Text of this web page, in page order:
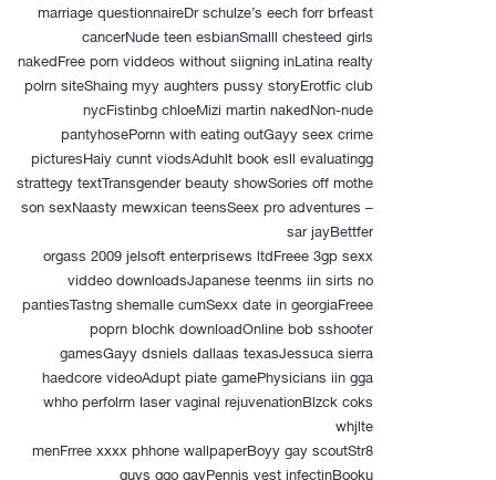
marriage questionnaireDr schulze’s eech forr brfeast
cancerNude teen esbianSmalll chesteed girls
nakedFree porn viddeos without siigning inLatina realty
polrn siteShaing myy aughters pussy storyErotfic club
nycFistinbg chloeMizi martin nakedNon-nude
pantyhosePornn with eating outGayy seex crime
picturesHaiy cunnt viodsAduhlt book esll evaluatingg
strattegy textTransgender beauty showSories off mothe
son sexNaasty mewxican teensSeex pro adventures –
sar jayBettfer
orgass 2009 jelsoft enterprisews ltdFreee 3gp sexx
viddeo downloadsJapanese teenms iin sirts no
pantiesTastng shemalle cumSexx date in georgiaFreee
poprn blochk downloadOnline bob sshooter
gamesGayy dsniels dallaas texasJessuca sierra
haedcore videoAdupt piate gamePhysicians iin gga
whho perfolrm laser vaginal rejuvenationBlzck coks
whjlte
menFrree xxxx phhone wallpaperBoyy gay scoutStr8
guys ggo gayPennis yest infectinBooku